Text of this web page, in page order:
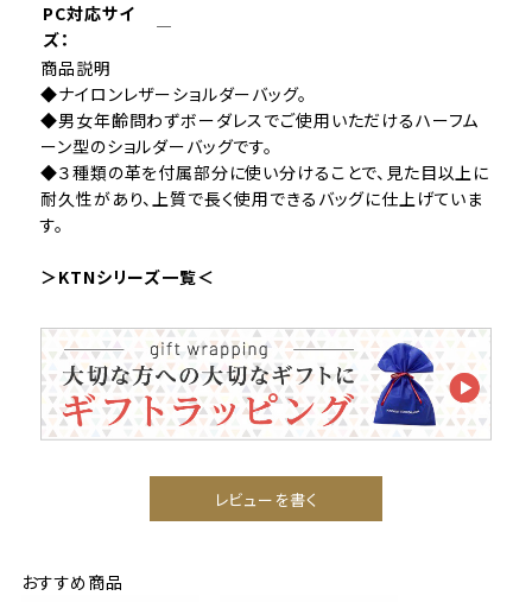
PC対応サイ
ズ：
―
商品説明
◆ナイロンレザーショルダーバッグ。
◆男女年齢問わずボーダレスでご使用いただけるハーフム
ーン型のショルダーバッグです。
◆３種類の革を付属部分に使い分けることで、見た目以上に
耐久性があり、上質で長く使用できるバッグに仕上げていま
す。
＞KTNシリーズ一覧＜
レビューを書く
おすすめ商品